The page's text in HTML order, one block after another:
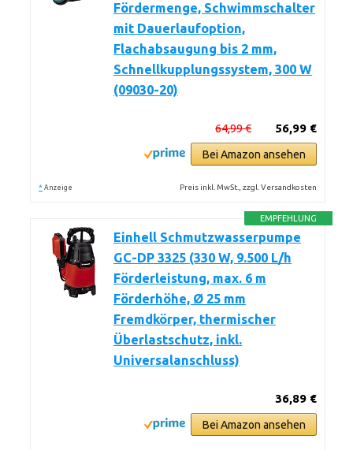
Fördermenge, Schwimmschalter
mit Dauerlaufoption,
Flachabsaugung bis 2 mm,
Schnellkupplungssystem, 300 W
(09030-20)
56,99 €
64,99 €
Bei Amazon ansehen
* Anzeige Preis inkl. MwSt., zzgl. Versandkosten
EMPFEHLUNG
Einhell Schmutzwasserpumpe
GC-DP 3325 (330 W, 9.500 L/h
Förderleistung, max. 6 m
Förderhöhe, Ø 25 mm
Fremdkörper, thermischer
Überlastschutz, inkl.
Universalanschluss)
36,89 €
Bei Amazon ansehen